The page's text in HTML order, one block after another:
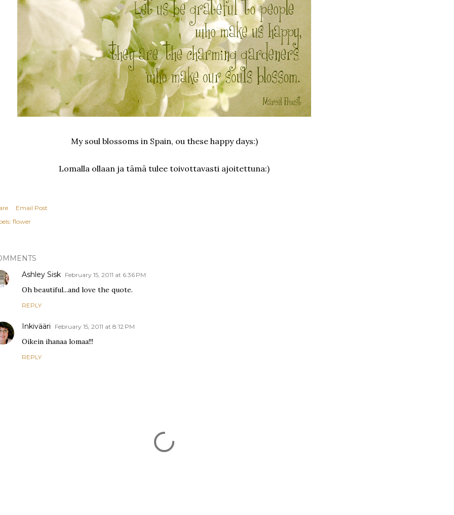
My soul blossoms in Spain, ou these happy days:)
Lomalla ollaan ja tämä tulee toivottavasti ajoitettuna:)
Email Post
flower
Ashley Sisk February 15, 2011 at 6:36 PM
Oh beautiful...and love the quote.
REPLY
Inkivääri February 15, 2011 at 8:12 PM
Oikein ihanaa lomaa!!!
REPLY